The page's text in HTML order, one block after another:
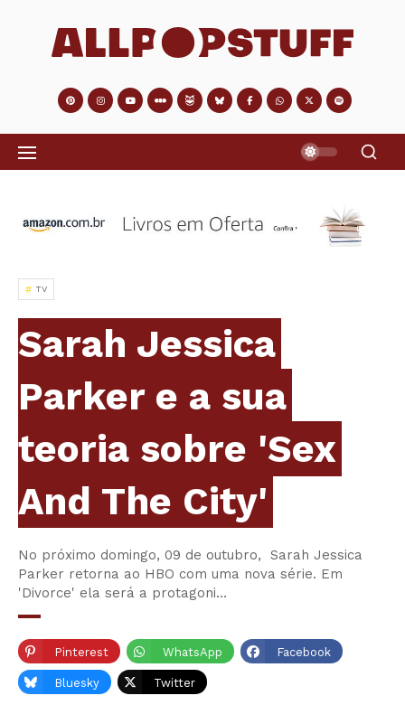
TV
Sarah Jessica
Parker e a sua
teoria sobre 'Sex
And The City'
No próximo domingo, 09 de outubro, Sarah Jessica
Parker retorna ao HBO com uma nova série. Em
'Divorce' ela será a protagoni…
Pinterest WhatsApp Facebook
Bluesky Twitter